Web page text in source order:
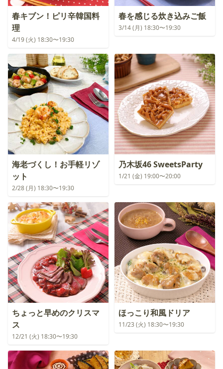
春キブン！ピリ辛韓国料
理
4/19 (火) 18:30〜19:30
春を感じる炊き込みご飯
3/14 (月) 18:30〜19:30
海老づくし！お手軽リゾ
ット
2/28 (月) 18:30〜19:30
乃木坂46 SweetsParty
1/21 (金) 19:00〜20:00
ちょっと早めのクリスマ
ス
12/21 (火) 18:30〜19:30
ほっこり和風ドリア
11/23 (火) 18:30〜19:30